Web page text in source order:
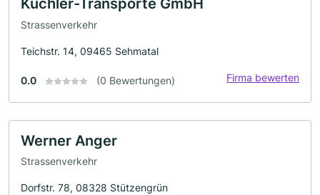
Küchler-Transporte GmbH
Strassenverkehr
Teichstr. 14, 09465 Sehmatal
0.0 (0 Bewertungen) Firma bewerten
Werner Anger
Strassenverkehr
Dorfstr. 78, 08328 Stützengrün